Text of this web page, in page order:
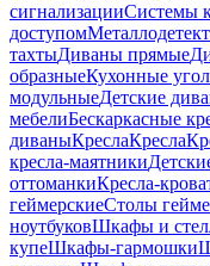
сигнализацииСистемы
доступом
тахтыДиваны прямые
образныеКухонные
модульныеДетские
мебелиБескаркасные
диваныКреслаКресла
кресла-маятники
оттоманкиКресла-
геймерскиеСтолы
ноутбуковШкафы и
купеШкафы-гармошки